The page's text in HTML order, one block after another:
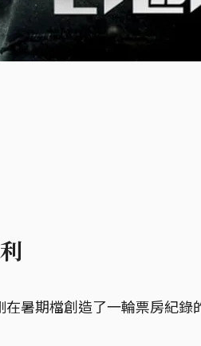
暑期檔創造了一輪票房紀